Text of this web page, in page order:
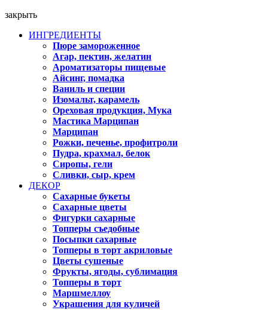
закрыть
ИНГРЕДИЕНТЫ
Пюре замороженное
Агар, пектин, желатин
Ароматизаторы пищевые
Айсинг, помадка
Ваниль и специи
Изомальт, карамель
Ореховая продукция, Мука
Мастика Марципан
Марципан
Рожки, печенье, профитроли
Пудра, крахмал, белок
Сиропы, гели
Сливки, сыр, крем
ДЕКОР
Сахарные букеты
Сахарные цветы
Фигурки сахарные
Топперы съедобные
Посыпки сахарные
Топперы в торт акриловые
Цветы сушеные
Фрукты, ягоды, сублимация
Топперы в торт
Маршмеллоу
Украшения для куличей